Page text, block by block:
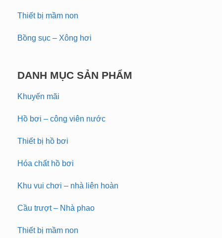
Thiết bị mầm non
Bồng sục – Xông hơi
DANH MỤC SẢN PHẨM
Khuyến mãi
Hồ bơi – công viên nước
Thiết bị hồ bơi
Hóa chất hồ bơi
Khu vui chơi – nhà liên hoàn
Cầu trượt – Nhà phao
Thiết bị mầm non